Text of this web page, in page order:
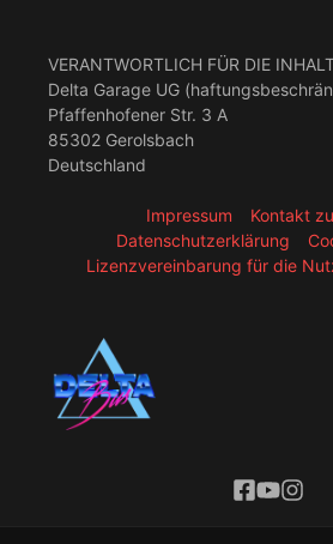
VERANTWORTLICH FÜR DIE
Delta Garage UG
Pfaffenhofener Str. 3 A
85302 Gerolsbach
Deutschland
Impressum
Kontakt
Datenschutzerklärung
Lizenzvereinbarung für die